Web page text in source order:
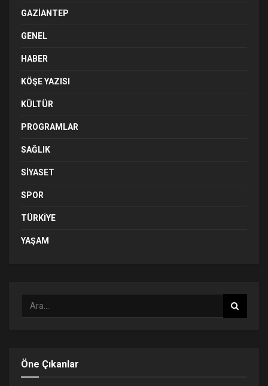
GAZIANTEP
GENEL
HABER
KÖŞE YAZISI
KÜLTÜR
PROGRAMLAR
SAĞLIK
SIYASET
SPOR
TÜRKIYE
YAŞAM
Öne Çıkanlar